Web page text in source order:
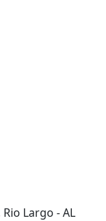
Largo - AL